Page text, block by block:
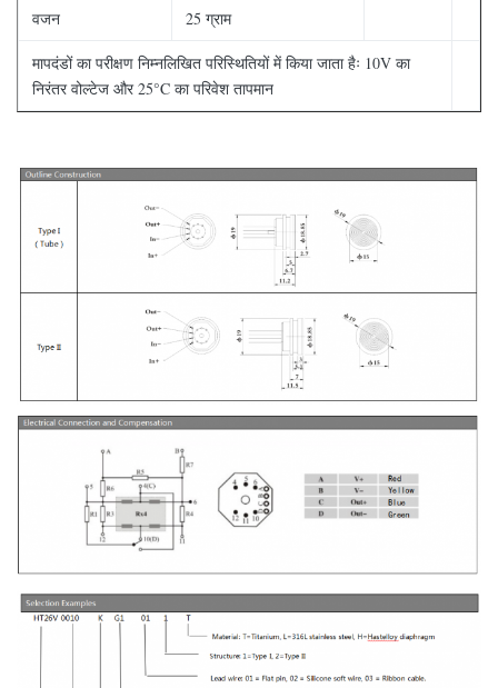
वजन 25 ग्राम
मापदंडों का परीक्षण निम्नलिखित परिस्थितियों में किया जाता हैः 10V का
निरंतर वोल्टेज और 25°C का परिवेश तापमान